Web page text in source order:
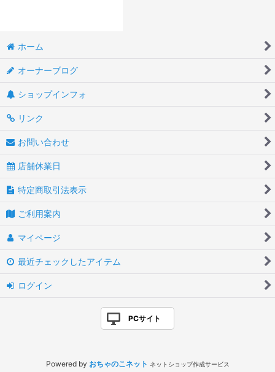
ホーム
オーナーブログ
ショップインフォ
リンク
お問い合わせ
店舗休業日
特定商取引法表示
ご利用案内
マイページ
最近チェックしたアイテム
ログイン
PCサイト
Powered by おちゃのこネット ネットショップ作成サービス